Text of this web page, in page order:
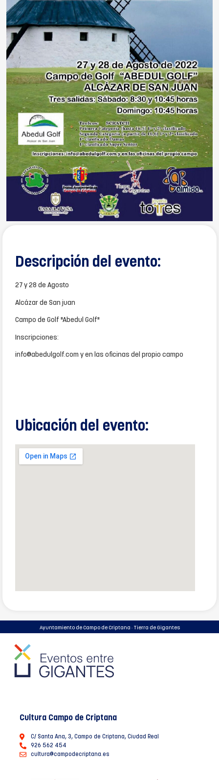
Descripción del evento:
27 y 28 de Agosto
Alcázar de San juan
Campo de Golf "Abedul Golf"
Inscripciones:
info@abedulgolf.com y en las oficinas del propio campo
Ubicación del evento:
Ayuntamiento de Campo de Criptana · Tierra de Gigantes
Cultura Campo de Criptana
C/ Santa Ana, 3, Campo de Criptana, Ciudad Real
926 562 454
cultura@campodecriptana.es